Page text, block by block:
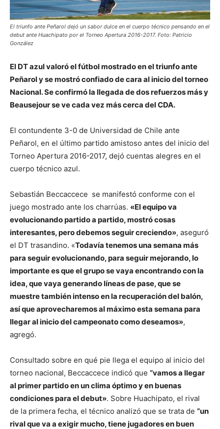
El triunfo ante Peñarol dejó un sabor dulce en el cuerpo técnico pensando en el
debut ante Huachipato por el Torneo Apertura 2016-2017. Foto: Patricio
González
El DT azul valoró el fútbol mostrado en el triunfo ante
Peñarol y se mostró confiado de cara al inicio del torneo
Nacional. Se confirmó la llegada de dos refuerzos más y
Beausejour se ve cada vez más cerca del CDA.
El contundente 3-0 de Universidad de Chile ante
Peñarol, en el último partido amistoso antes del inicio del
Torneo Apertura 2016-2017, dejó cuentas alegres en el
cuerpo técnico azul.
Sebastián Beccaccece se manifestó conforme con el
juego mostrado ante los charrúas. «El equipo va
evolucionando partido a partido, mostró cosas
interesantes, pero debemos seguir creciendo», aseguró
el DT trasandino. «Todavía tenemos una semana más
para seguir evolucionando, para seguir mejorando, lo
importante es que el grupo se vaya encontrando con la
idea, que vaya generando líneas de pase, que se
muestre también intenso en la recuperación del balón,
así que aprovecharemos al máximo esta semana para
llegar al inicio del campeonato como deseamos»,
agregó.
Consultado sobre en qué pie llega el equipo al inicio del
torneo nacional, Beccaccece indicó que “vamos a llegar
al primer partido en un clima óptimo y en buenas
condiciones para el debut». Sobre Huachipato, el rival
de la primera fecha, el técnico analizó que se trata de “un
rival que va a exigir mucho, tiene jugadores en buen